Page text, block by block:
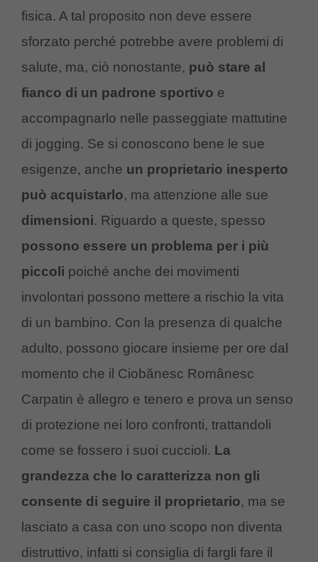
fisica. A tal proposito non deve essere
sforzato perché potrebbe avere problemi di
salute, ma, ciò nonostante, può stare al
fianco di un padrone sportivo e
accompagnarlo nelle passeggiate mattutine
di jogging. Se si conoscono bene le sue
esigenze, anche un proprietario inesperto
può acquistarlo, ma attenzione alle sue
dimensioni. Riguardo a queste, spesso
possono essere un problema per i più
piccoli poiché anche dei movimenti
involontari possono mettere a rischio la vita
di un bambino. Con la presenza di qualche
adulto, possono giocare insieme per ore dal
momento che il Ciobănesc Românesc
Carpatin è allegro e tenero e prova un senso
di protezione nei loro confronti, trattandoli
come se fossero i suoi cuccioli. La
grandezza che lo caratterizza non gli
consente di seguire il proprietario, ma se
lasciato a casa con uno scopo non diventa
distruttivo, infatti si consiglia di fargli fare il